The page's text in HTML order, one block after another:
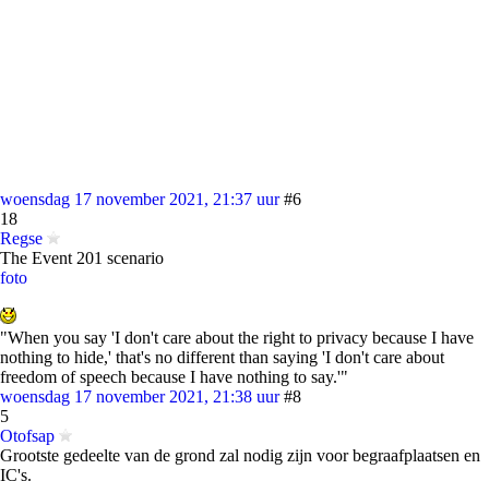
woensdag 17 november 2021, 21:37 uur #6
18
Regse
The Event 201 scenario
foto
"When you say 'I don't care about the right to privacy because I have
nothing to hide,' that's no different than saying 'I don't care about
freedom of speech because I have nothing to say.'"
woensdag 17 november 2021, 21:38 uur #8
5
Otofsap
Grootste gedeelte van de grond zal nodig zijn voor begraafplaatsen en
IC's.